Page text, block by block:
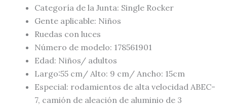
Categoría de la Junta: Single Rocker
Gente aplicable: Niños
Ruedas con luces
Número de modelo: 178561901
Edad: Niños/ adultos
Largo:55 cm/ Alto: 9 cm/ Ancho: 15cm
Especial: rodamientos de alta velocidad ABEC-
7, camión de aleación de aluminio de 3